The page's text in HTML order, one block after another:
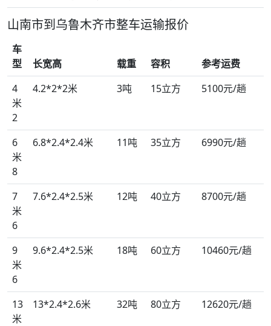
山南市到乌鲁木齐市整车运输报价
车
型
长宽高 载重 容积
参考运费
4
米
2
4.2*2*2米 3吨 15立方 5100元/趟
6
米
8
6.8*2.4*2.4米 11吨 35立方 6990元/趟
7
米
6
7.6*2.4*2.5米 12吨 40立方 8700元/趟
9
米
6
9.6*2.4*2.5米 18吨 60立方 10460元/趟
13
米
13*2.4*2.6米 32吨 80立方 12620元/趟